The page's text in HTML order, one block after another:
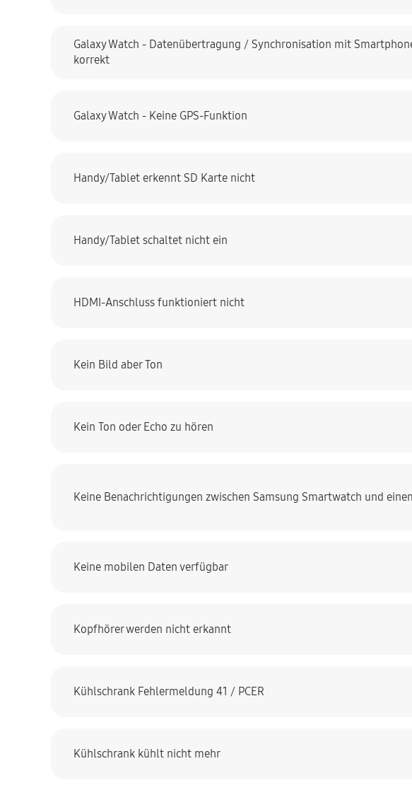
Galaxy Watch - Datenübertragung / Synchronisation mit
korrekt
Galaxy Watch - Keine GPS-Funktion
Handy/Tablet erkennt SD Karte nicht
Handy/Tablet schaltet nicht ein
HDMI-Anschluss funktioniert nicht
Kein Bild aber Ton
Kein Ton oder Echo zu hören
Keine Benachrichtigungen zwischen Samsung Smartwatch und
Keine mobilen Daten verfügbar
Kopfhörer werden nicht erkannt
Kühlschrank Fehlermeldung 41 / PCER
Kühlschrank kühlt nicht mehr